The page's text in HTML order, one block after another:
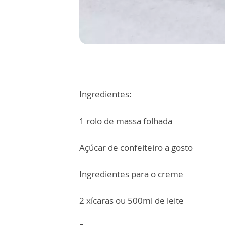
Ingredientes:
1 rolo de massa folhada
Açúcar de confeiteiro a gosto
Ingredientes para o creme
2 xícaras ou 500ml de leite